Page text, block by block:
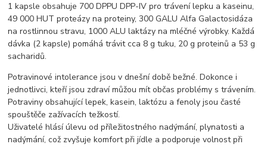
1 kapsle obsahuje 700 DPPU DPP-IV pro trávení lepku a kaseinu,
49 000 HUT proteázy na proteiny, 300 GALU Alfa Galactosidáza
na rostlinnou stravu, 1000 ALU laktázy na mléčné výrobky. Každá
dávka (2 kapsle) pomáhá trávit cca 8 g tuku, 20 g proteinů a 53 g
sacharidů.
Potravinové intolerance jsou v dnešní době bežné. Dokonce i
jednotlivci, kteří jsou zdraví můžou mít občas problémy s trávením.
Potraviny obsahující lepek, kasein, laktózu a fenoly jsou časté
spouštěče zažívacích težkostí.
Uživatelé hlásí úlevu od příležitostného nadýmání, plynatosti a
nadýmání, což zvyšuje komfort při jídle a podporuje volnost při